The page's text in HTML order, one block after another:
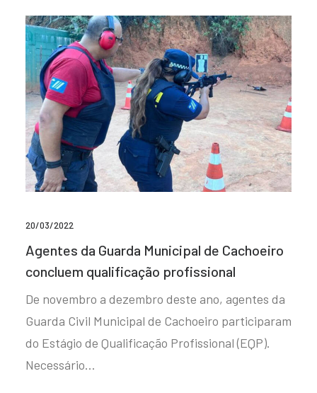
20/03/2022
Agentes da Guarda Municipal de Cachoeiro
concluem qualificação profissional
De novembro a dezembro deste ano, agentes da
Guarda Civil Municipal de Cachoeiro participaram
do Estágio de Qualificação Profissional (EQP).
Necessário…